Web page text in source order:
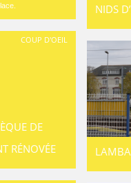
NIDS
COUP D'OEIL
DE
RÉNOVÉE